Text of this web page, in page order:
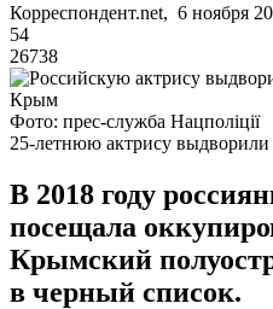
Корреспондент.net, 6 ноября
54
26738
Фото: прес-служба Нацполіції
25-летнюю актрису выдворили
В 2018 году
посещала
Крымский
в черный список.